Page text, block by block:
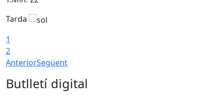
Tarda
1
2
AnteriorSegüent
Butlletí digital